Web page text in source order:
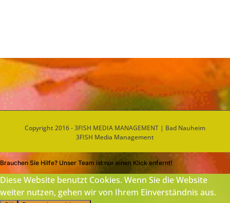
Copyright 2016 - 3FISH MEDIA MANAGEMENT | Bad Nauheim
3FISH Media Management
Brauchen Sie Hilfe? Unser Team ist nur einen Klick enfernt!
Diese Website benutzt Cookies. Wenn Sie die Website
weiter nutzen, gehen wir von Ihrem Einverständnis aus.